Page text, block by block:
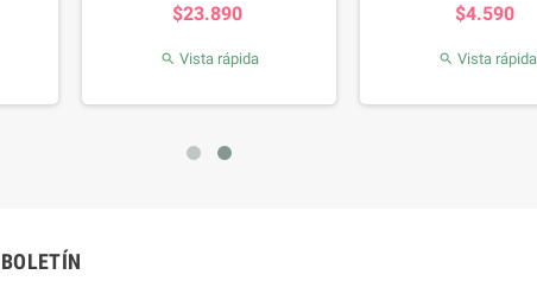
$23.890
 Vista rápida
$4.590
 Vista rápida
BOLETÍN